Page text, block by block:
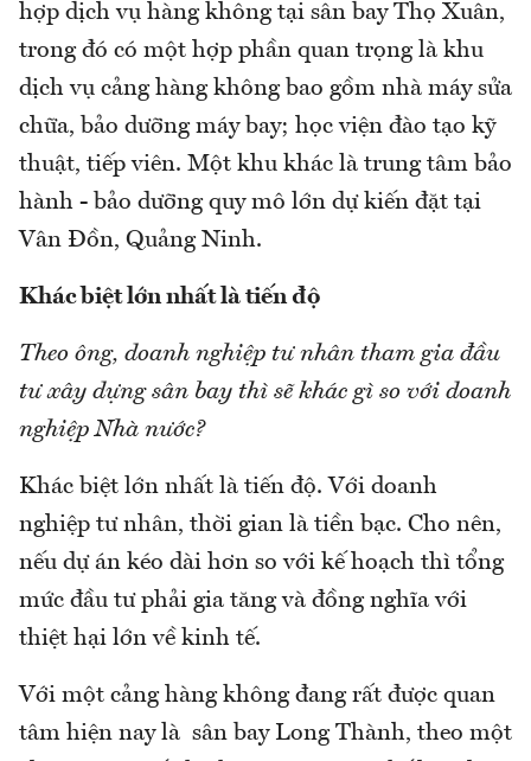
hợp dịch vụ hàng không tại sân bay Thọ Xuân,
trong đó có một hợp phần quan trọng là khu
dịch vụ cảng hàng không bao gồm nhà máy sửa
chữa, bảo dưỡng máy bay; học viện đào tạo kỹ
thuật, tiếp viên. Một khu khác là trung tâm bảo
hành - bảo dưỡng quy mô lớn dự kiến đặt tại
Vân Đồn, Quảng Ninh.
Khác biệt lớn nhất là tiến độ
Theo ông, doanh nghiệp tư nhân tham gia đầu
tư xây dựng sân bay thì sẽ khác gì so với doanh
nghiệp Nhà nước?
Khác biệt lớn nhất là tiến độ. Với doanh
nghiệp tư nhân, thời gian là tiền bạc. Cho nên,
nếu dự án kéo dài hơn so với kế hoạch thì tổng
mức đầu tư phải gia tăng và đồng nghĩa với
thiệt hại lớn về kinh tế.
Với một cảng hàng không đang rất được quan
tâm hiện nay là sân bay Long Thành, theo một